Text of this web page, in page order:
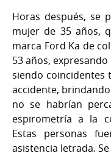
Horas después, se
mujer de 35 años,
marca Ford Ka de
53 años,
siendo coincidentes
accidente,
no se habrían
espirometría a la
Estas personas
asistencia letrada.